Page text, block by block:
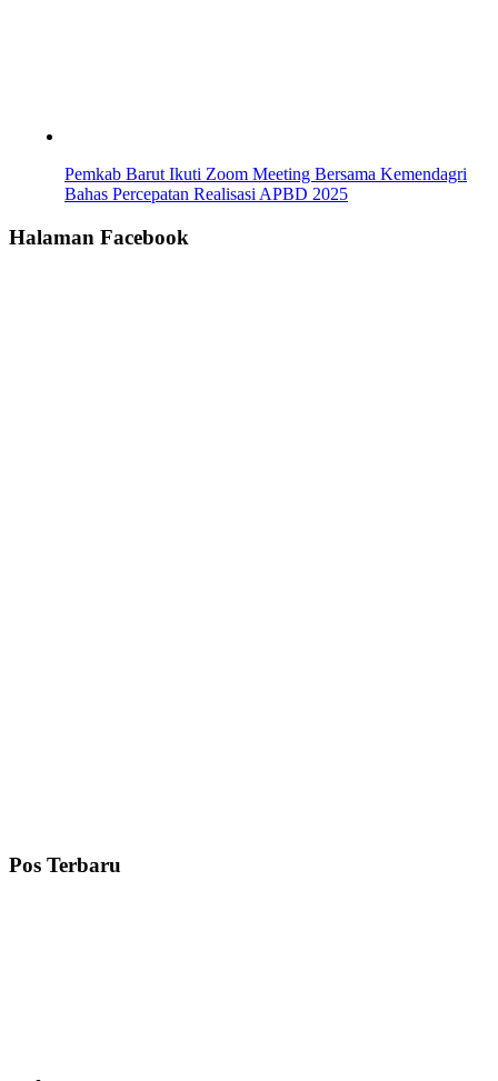
Pemkab Barut Ikuti Zoom Meeting Bersama Kemendagri
Bahas Percepatan Realisasi APBD 2025
Halaman Facebook
Pos Terbaru